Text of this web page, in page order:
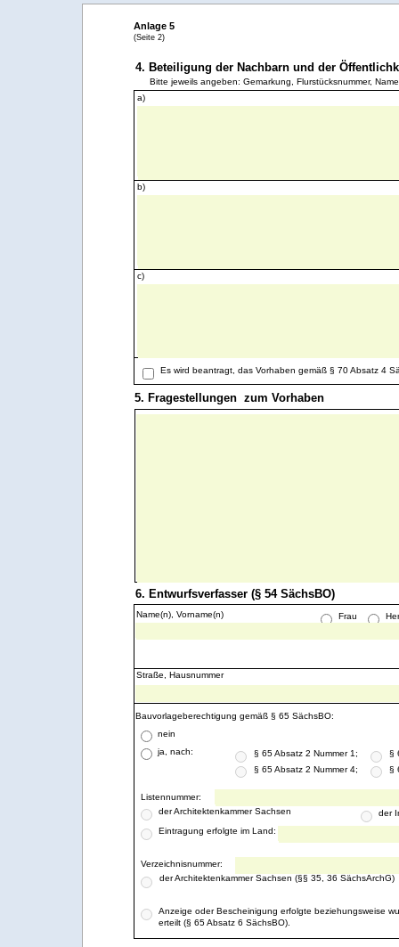
(Seite 2)
4. Beteiligung der Nachbarn und der
Bitte jeweils angeben: Gemarkung, Flurstücksnummer,
a)
b)
c)
6. Entwurfsverfasser (§ 54 SächsBO)
Anlage 5
5. Fragestellungen zum Vorhaben
Bauvorlageberechtigung gemäß § 65 SächsBO:
nein
ja, nach:
§ 65 Absatz 2 Nummer 1;
Name(n), Vorname(n)
Straße, Hausnummer
§
§ 65 Absatz 2 Nummer 4;
§
der Architektenkammer Sachsen (§§ 35, 36 SächsArchG)
erteilt (§ 65 Absatz 6 SächsBO).
Anzeige oder Bescheinigung erfolgte beziehungsweise
Listennummer:
Verzeichnisnummer:
Es wird beantragt, das Vorhaben gemäß § 70 Absatz 4
Frau
der Architektenkammer Sachsen
Eintragung erfolgte im Land:
der